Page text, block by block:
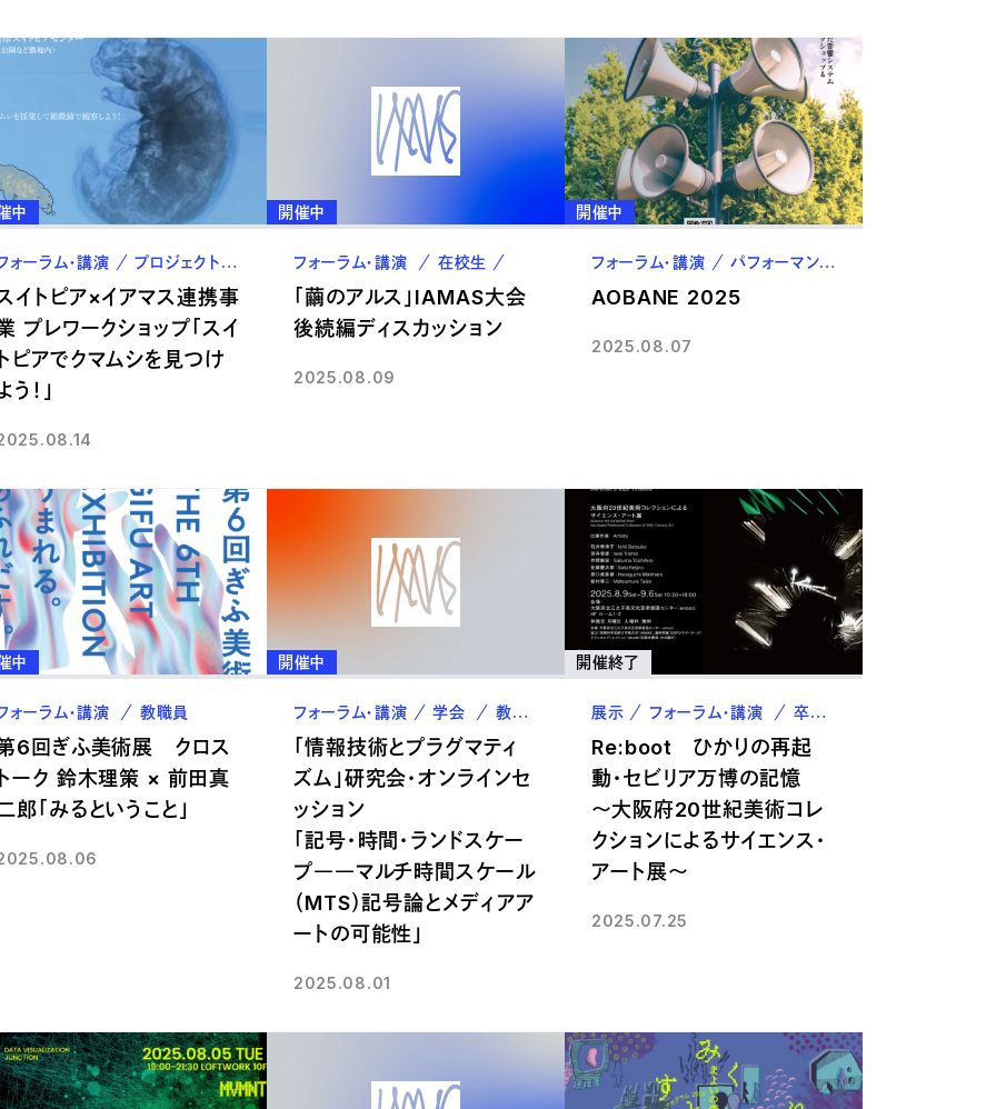
中
ォーラム・講演 プロジェクト 在校生 教職員
イトピア×イアマス連携事
プレワークショップ「スイ
ピアでクマムシを見つけ
う！」
開催中
フォーラム・講演 在校生
「繭のアルス」IAMAS大会
後続編ディスカッション
2025.08.09
開催中
フォーラム・講演 パフォーマンス・上演
AOBANE 2025
2025.08.07
中
ォーラム・講演 教職員
6回ぎふ美術展 クロス
ーク 鈴木理策 × 前田真
郎「みるということ」
開催中
フォーラム・講演 学会 教職員
「情報技術とプラグマティ
ズム」研究会・オンラインセ
ッション
「記号・時間・ランドスケー
プ――マルチ時間スケール
（MTS）記号論とメディアア
ートの可能性」
2025.08.01
開催終了
展示 フォーラム・講演 卒業生
Re:boot ひかりの再起
動・セビリア万博の記憶
～大阪府20世紀美術コレ
クションによるサイエンス・
アート展～
2025.07.25